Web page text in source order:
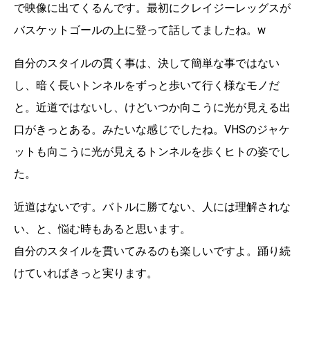
で映像に出てくるんです。最初にクレイジーレッグスが
バスケットゴールの上に登って話してましたね。w
自分のスタイルの貫く事は、決して簡単な事ではない
し、暗く長いトンネルをずっと歩いて行く様なモノだ
と。近道ではないし、けどいつか向こうに光が見える出
口がきっとある。みたいな感じでしたね。VHSのジャケ
ットも向こうに光が見えるトンネルを歩くヒトの姿でし
た。
近道はないです。バトルに勝てない、人には理解されな
い、と、悩む時もあると思います。
自分のスタイルを貫いてみるのも楽しいですよ。踊り続
けていればきっと実ります。